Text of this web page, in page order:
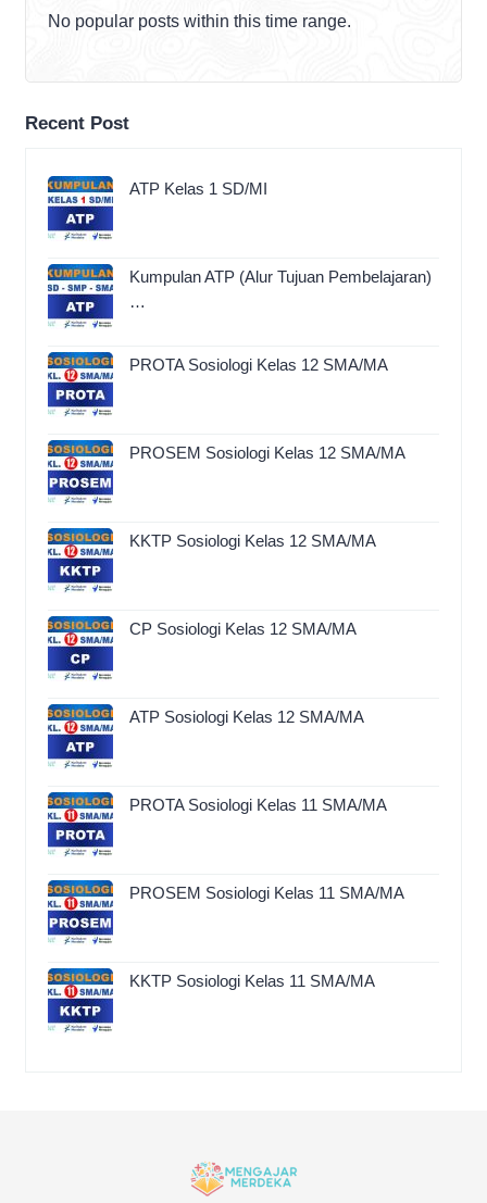
No popular posts within this time range.
Recent Post
ATP Kelas 1 SD/MI
Kumpulan ATP (Alur Tujuan Pembelajaran)
…
PROTA Sosiologi Kelas 12 SMA/MA
PROSEM Sosiologi Kelas 12 SMA/MA
KKTP Sosiologi Kelas 12 SMA/MA
CP Sosiologi Kelas 12 SMA/MA
ATP Sosiologi Kelas 12 SMA/MA
PROTA Sosiologi Kelas 11 SMA/MA
PROSEM Sosiologi Kelas 11 SMA/MA
KKTP Sosiologi Kelas 11 SMA/MA